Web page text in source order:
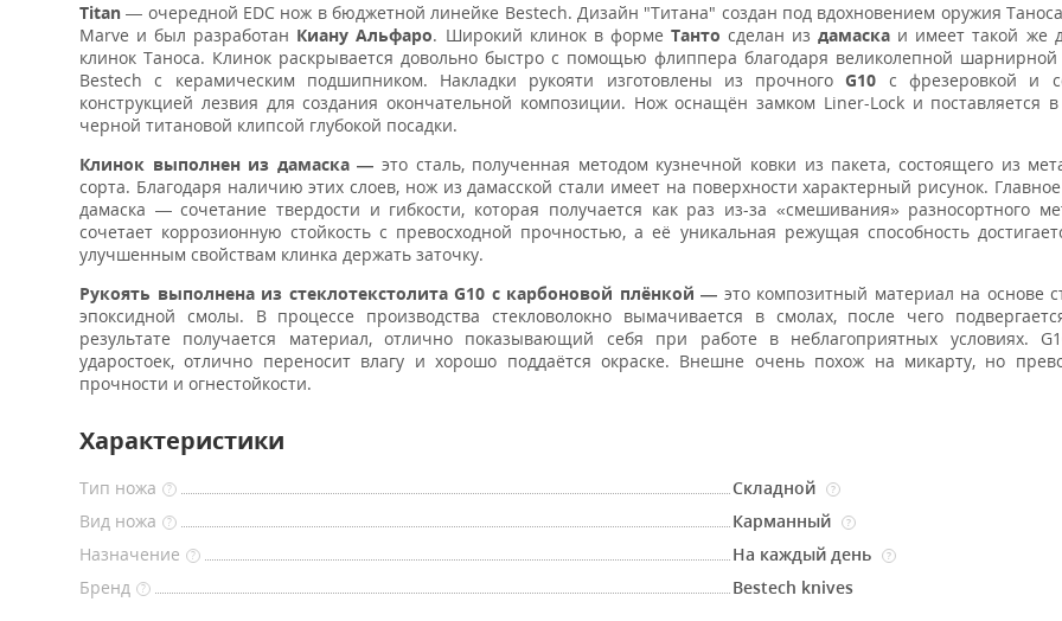
Titan — очередной EDC нож в бюджетной линейке Bestech. Дизайн "Титана" создан под вдохновением оружия
Marve и был разработан Киану Альфаро. Широкий клинок в форме Танто сделан издамаска и имеет такой же
клинок Таноса. Клинок раскрывается довольно быстро с помощью флиппера благодаря великолепной шарнирной
Bestech с керамическим подшипником. Накладки рукояти изготовлены из прочногоG10 с фрезеровкой и
конструкцией лезвия для создания окончательной композиции. Нож оснащён замком Liner-Lock и поставляется
черной титановой клипсой глубокой посадки.
Клинок выполнен из дамаска — это сталь, полученная методом кузнечной ковки из пакета, состоящего из
сорта. Благодаря наличию этих слоев, нож из дамасской стали имеет на поверхности характерный рисунок.
дамаска — сочетание твердости и гибкости, которая получается как раз из-за «смешивания» разносортного
сочетает коррозионную стойкость с превосходной прочностью, а её уникальная режущая способность
улучшенным свойствам клинка держать заточку.
Рукоять выполнена из стеклотекстолита G10 с карбоновой плёнкой — это композитный материал на основе
эпоксидной смолы. В процессе производства стекловолокно вымачивается в смолах, после чего
результате получается материал, отлично показывающий себя при работе в неблагоприятных условиях.
ударостоек, отлично переносит влагу и хорошо поддаётся окраске. Внешне очень похож на микарту, но
прочности и огнестойкости.
Характеристики
Тип ножа ? Складной ?
Вид ножа ? Карманный ?
Назначение ? На каждый день ?
Бренд ? Bestech knives